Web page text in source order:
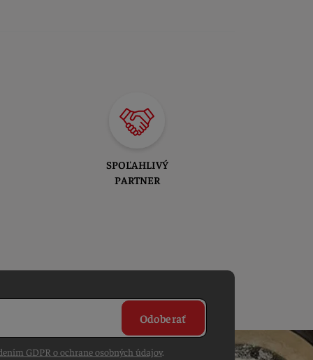
SPOĽAHLIVÝ
PARTNER
Odoberať
GDPR o ochrane osobných údajov.